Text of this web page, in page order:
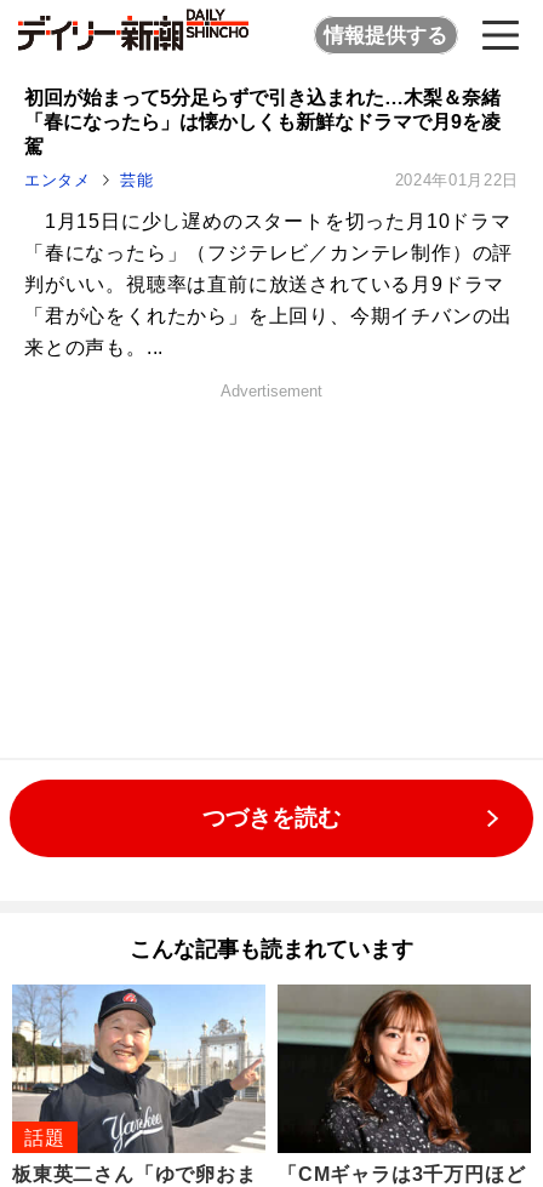
情報提供する
初回が始まって5分足らずで引き込まれた…木梨＆奈緒
「春になったら」は懐かしくも新鮮なドラマで月9を凌
駕
エンタメ 芸能 2024年01月22日
1月15日に少し遅めのスタートを切った月10ドラマ
「春になったら」（フジテレビ／カンテレ制作）の評
判がいい。視聴率は直前に放送されている月9ドラマ
「君が心をくれたから」を上回り、今期イチバンの出
来との声も。...
Advertisement
つづきを読む
こんな記事も読まれています
話題
板東英二さん「ゆで卵おま
「CMギャラは3千万円ほど